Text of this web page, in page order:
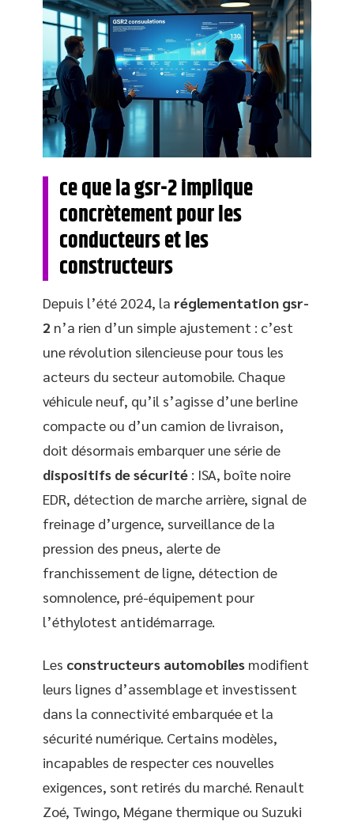
ce que la gsr-2 implique
concrètement pour les
conducteurs et les
constructeurs
Depuis l’été 2024, la réglementation gsr-
2 n’a rien d’un simple ajustement : c’est
une révolution silencieuse pour tous les
acteurs du secteur automobile. Chaque
véhicule neuf, qu’il s’agisse d’une berline
compacte ou d’un camion de livraison,
doit désormais embarquer une série de
dispositifs de sécurité : ISA, boîte noire
EDR, détection de marche arrière, signal de
freinage d’urgence, surveillance de la
pression des pneus, alerte de
franchissement de ligne, détection de
somnolence, pré-équipement pour
l’éthylotest antidémarrage.
Les constructeurs automobiles modifient
leurs lignes d’assemblage et investissent
dans la connectivité embarquée et la
sécurité numérique. Certains modèles,
incapables de respecter ces nouvelles
exigences, sont retirés du marché. Renault
Zoé, Twingo, Mégane thermique ou Suzuki